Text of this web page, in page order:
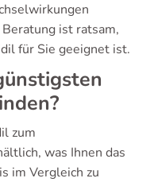
ist ratsam,
für Sie geeignet ist.
zum
was Ihnen das
im Vergleich zu